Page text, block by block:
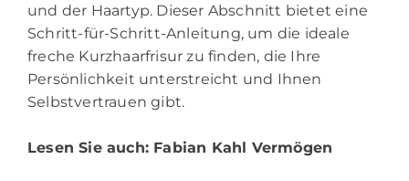
und der Haartyp. Dieser Abschnitt bietet eine
Schritt-für-Schritt-Anleitung, um die ideale
freche Kurzhaarfrisur zu finden, die Ihre
Persönlichkeit unterstreicht und Ihnen
Selbstvertrauen gibt.
Lesen Sie auch: Fabian Kahl Vermögen